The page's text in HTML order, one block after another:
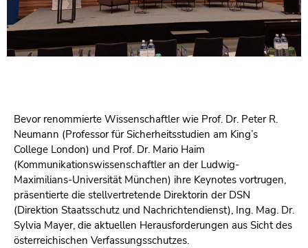
Bevor renommierte Wissenschaftler wie Prof. Dr. Peter R.
Neumann (Professor für Sicherheitsstudien am King’s
College London) und Prof. Dr. Mario Haim
(Kommunikationswissenschaftler an der Ludwig-
Maximilians-Universität München) ihre Keynotes vortrugen,
präsentierte die stellvertretende Direktorin der DSN
(Direktion Staatsschutz und Nachrichtendienst), Ing. Mag. Dr.
Sylvia Mayer, die aktuellen Herausforderungen aus Sicht des
österreichischen Verfassungsschutzes.